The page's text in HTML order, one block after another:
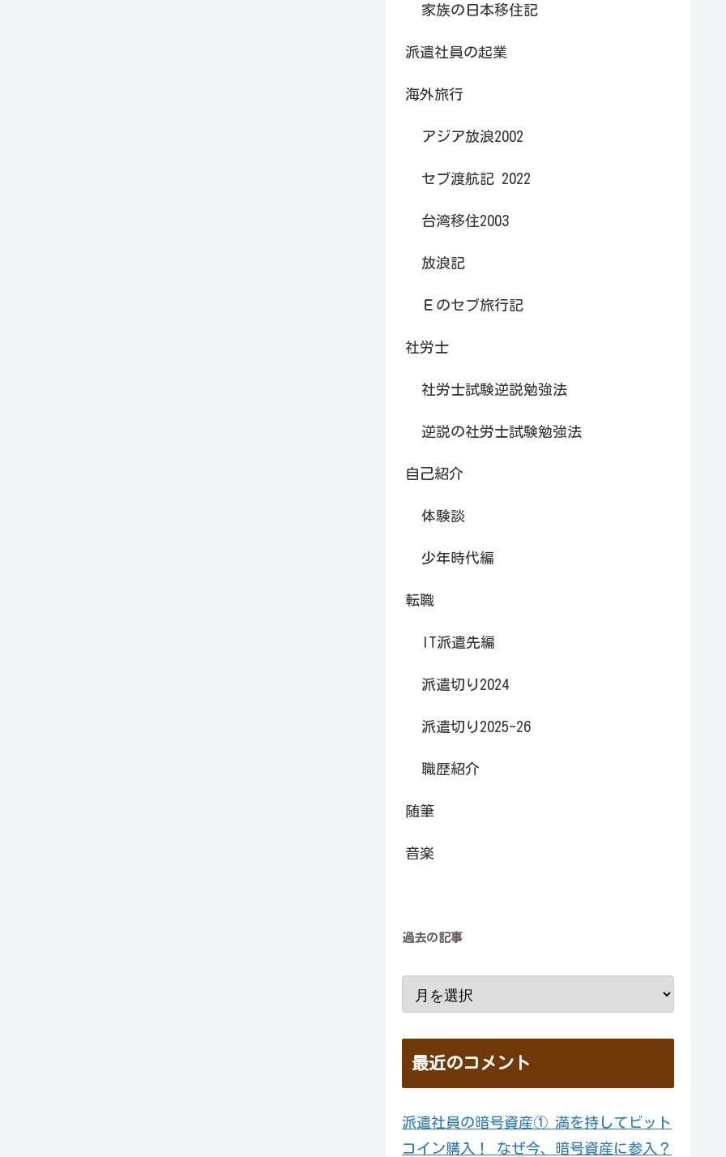
家族の日本移住記
派遣社員の起業
海外旅行
アジア放浪2002
セブ渡航記 2022
台湾移住2003
放浪記
Ｅのセブ旅行記
社労士
社労士試験逆説勉強法
逆説の社労士試験勉強法
自己紹介
体験談
少年時代編
転職
IT派遣先編
派遣切り2024
派遣切り2025-26
職歴紹介
随筆
音楽
過去の記事
最近のコメント
派遣社員の暗号資産① 満を持してビット
コイン購入！ なぜ今、暗号資産に参入？